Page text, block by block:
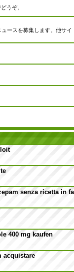
うぞ。
ースを募集します。他サイ
senza ricetta in
400 mg kaufen
acquistare